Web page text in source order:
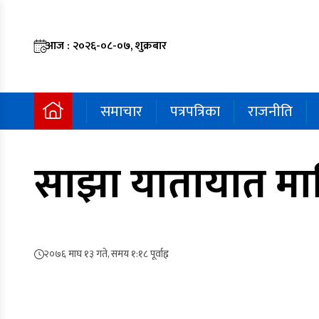
आज : २०२६-०८-०७, शुक्रबार
समाचार पत्रपत्रिका राजनीति
साझा यातायात
२०७६ माघ १३ गते, समय १:१८ पूर्वाह्न